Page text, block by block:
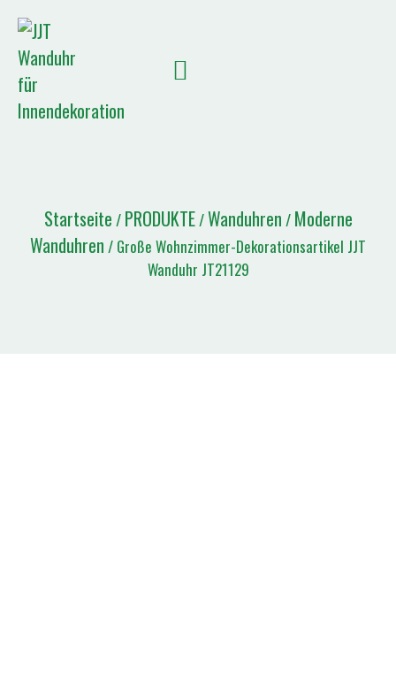
Startseite / PRODUKTE/Wanduhren / Moderne
Wanduhren / Große Wohnzimmer-Dekorationsartikel JJT
Wanduhr JT21129